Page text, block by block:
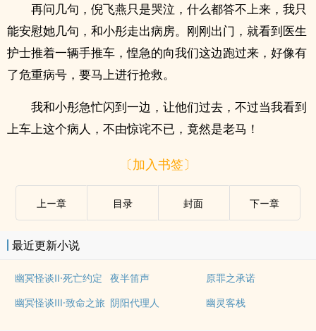
再问几句，倪飞燕只是哭泣，什么都答不上来，我只
能安慰她几句，和小彤走出病房。刚刚出门，就看到医生
护士推着一辆手推车，惶急的向我们这边跑过来，好像有
了危重病号，要马上进行抢救。
我和小彤急忙闪到一边，让他们过去，不过当我看到
上车上这个病人，不由惊诧不已，竟然是老马！
〔加入书签〕
上ー章 目录 封面 下ー章
最近更新小说
幽冥怪谈Ⅱ·死亡约定 夜半笛声
原罪之承诺
幽冥怪谈Ⅲ·致命之旅 阴阳代理人 幽灵客栈